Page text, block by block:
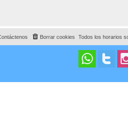
Todos los horarios
Borrar cookies